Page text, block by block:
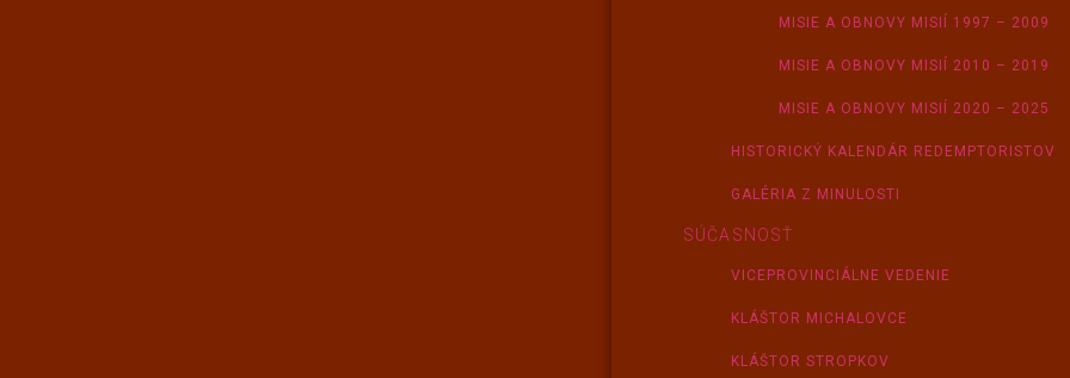
MISIE A OBNOVY MISIÍ 1997 – 2009
MISIE A OBNOVY MISIÍ 2010 – 2019
MISIE A OBNOVY MISIÍ 2020 – 2025
HISTORICKÝ KALENDÁR REDEMPTORISTOV
GALÉRIA Z MINULOSTI
SÚČASNOSŤ
VICEPROVINCIÁLNE VEDENIE
KLÁŠTOR MICHALOVCE
KLÁŠTOR STROPKOV